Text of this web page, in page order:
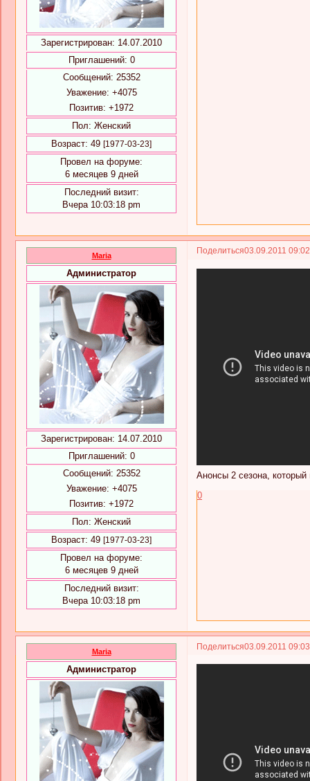
Зарегистрирован: 14.07.2010
Приглашений: 0
Сообщений: 25352
Уважение: +4075
Позитив: +1972
Пол: Женский
Возраст: 49 [1977-03-23]
Провел на форуме:
6 месяцев 9 дней
Последний визит:
Вчера 10:03:18 pm
Поделиться03.09.2011
Maria
Администратор
Зарегистрирован: 14.07.2010
Приглашений: 0
Сообщений: 25352
Уважение: +4075
Позитив: +1972
Пол: Женский
Возраст: 49 [1977-03-23]
Провел на форуме:
6 месяцев 9 дней
Последний визит:
Вчера 10:03:18 pm
Анонсы 2 сезона, который
0
Поделиться03.09.2011
Maria
Администратор